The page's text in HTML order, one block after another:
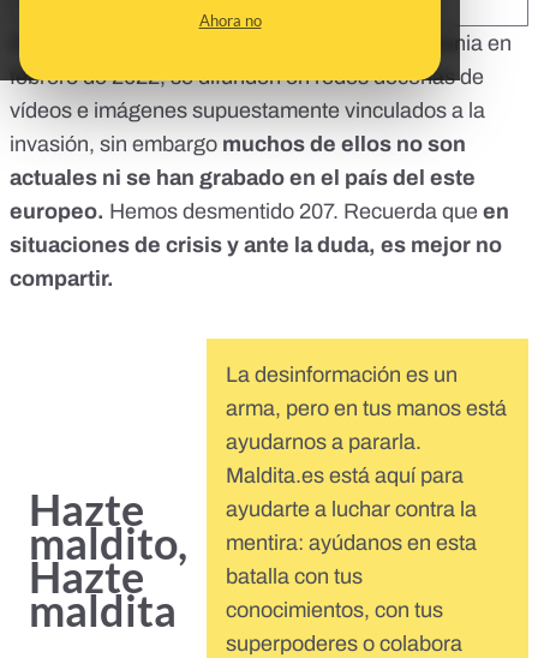
Ahora no
el ataque de Rusia a Ucrania en
febrero de 2022, se difunden en redes decenas de
vídeos e imágenes supuestamente vinculados a la
invasión, sin embargo muchos de ellos no son
actuales ni se han grabado en el país del este
europeo. Hemos desmentido 207. Recuerda que en
situaciones de crisis y ante la duda, es mejor no
compartir.
Hazte
maldito,
Hazte
maldita
La desinformación es un
arma, pero en tus manos está
ayudarnos a pararla.
Maldita.es está aquí para
ayudarte a luchar contra la
mentira: ayúdanos en esta
batalla con tus
conocimientos, con tus
superpoderes o colabora